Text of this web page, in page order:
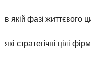
в якій фазі життєвого
які стратегічні цілі